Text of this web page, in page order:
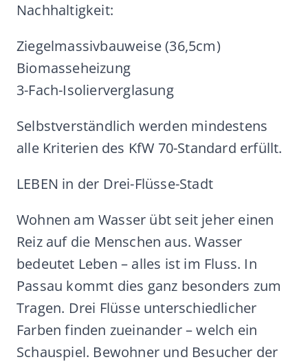
Nachhaltigkeit:
Ziegelmassivbauweise (36,5cm)
Biomasseheizung
3-Fach-Isolierverglasung
Selbstverständlich werden mindestens
alle Kriterien des KfW 70-Standard erfüllt.
LEBEN in der Drei-Flüsse-Stadt
Wohnen am Wasser übt seit jeher einen
Reiz auf die Menschen aus. Wasser
bedeutet Leben – alles ist im Fluss. In
Passau kommt dies ganz besonders zum
Tragen. Drei Flüsse unterschiedlicher
Farben finden zueinander – welch ein
Schauspiel. Bewohner und Besucher der